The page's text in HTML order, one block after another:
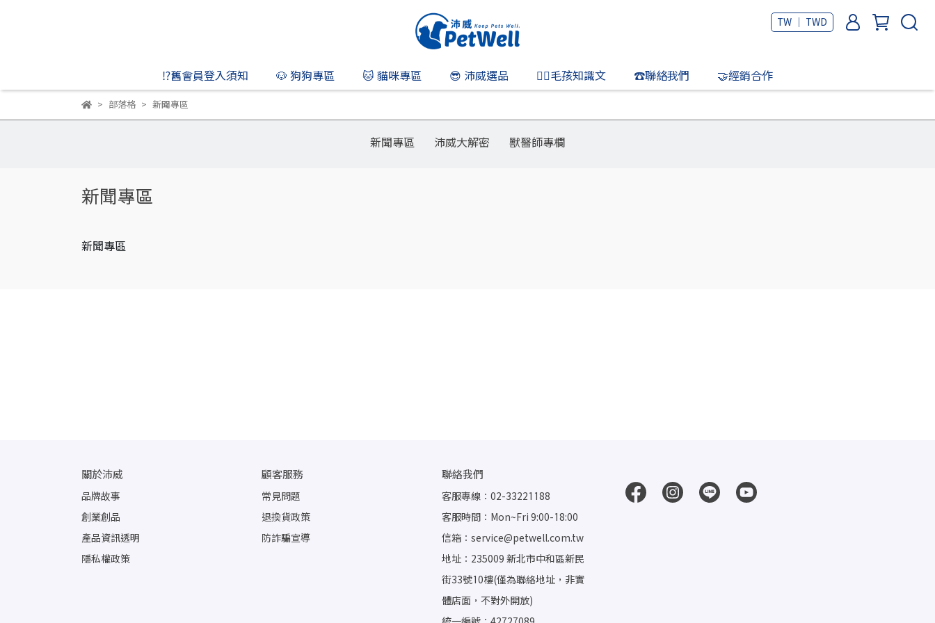
TW ｜ TWD
⁉️舊會員登入須知 🐶 狗狗專區 🐱 貓咪專區 😎 沛威選品 👨‍⚕️毛孩知識文 ☎️聯絡我們 🤝經銷合作
部落格 新聞專區
新聞專區 沛威大解密 獸醫師專欄
新聞專區
新聞專區
關於沛威
品牌故事
創業創品
產品資訊透明
隱私權政策
顧客服務
常見問題
退換貨政策
防詐騙宣導
聯絡我們
客服專線：02-33221188
客服時間：Mon~Fri 9:00-18:00
信箱：service@petwell.com.tw
地址：235009 新北市中和區新民
街33號10樓(僅為聯絡地址，非實
體店面，不對外開放)